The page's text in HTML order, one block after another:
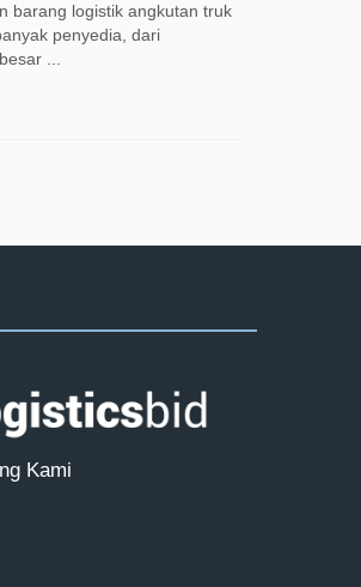
barang logistik angkutan truk
penyedia, dari
...
Kami